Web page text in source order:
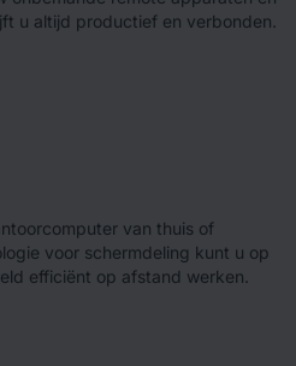
u altijd productief en verbonden.
van thuis of
voor schermdeling kunt u op
efficiënt op afstand werken.